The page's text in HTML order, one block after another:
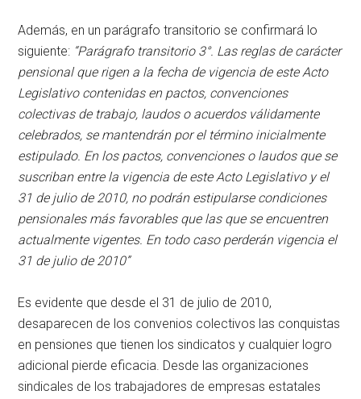
Además, en un parágrafo transitorio se confirmará lo
siguiente: “Parágrafo transitorio 3°. Las reglas de carácter
pensional que rigen a la fecha de vigencia de este Acto
Legislativo contenidas en pactos, convenciones
colectivas de trabajo, laudos o acuerdos válidamente
celebrados, se mantendrán por el término inicialmente
estipulado. En los pactos, convenciones o laudos que se
suscriban entre la vigencia de este Acto Legislativo y el
31 de julio de 2010, no podrán estipularse condiciones
pensionales más favorables que las que se encuentren
actualmente vigentes. En todo caso perderán vigencia el
31 de julio de 2010”
Es evidente que desde el 31 de julio de 2010,
desaparecen de los convenios colectivos las conquistas
en pensiones que tienen los sindicatos y cualquier logro
adicional pierde eficacia. Desde las organizaciones
sindicales de los trabajadores de empresas estatales